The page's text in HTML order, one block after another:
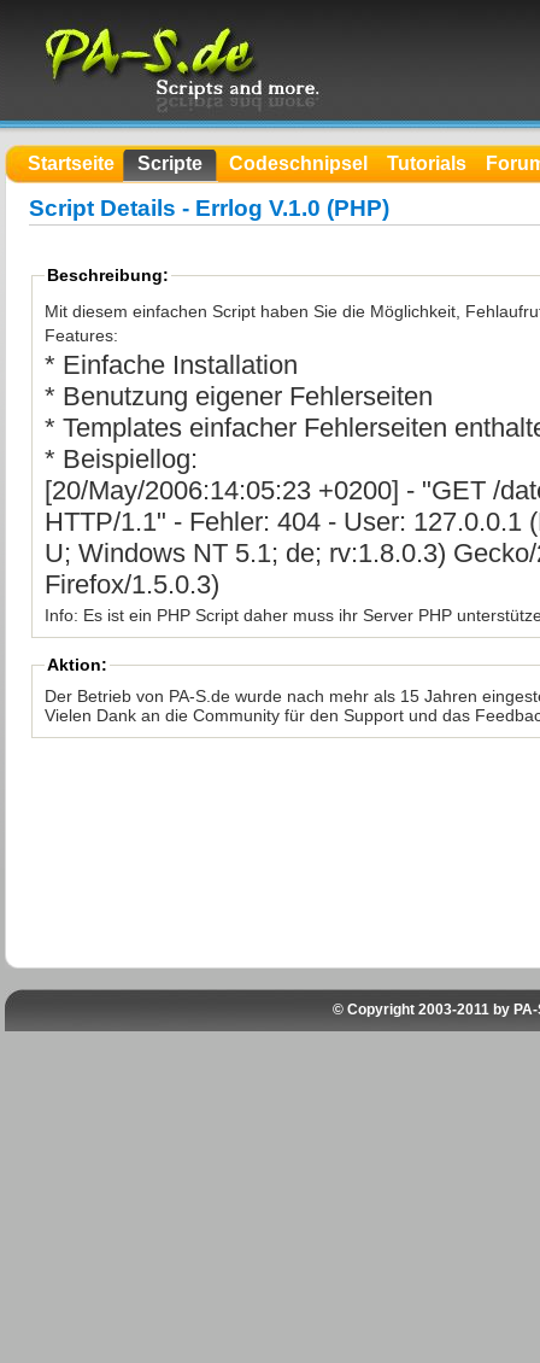
Startseite Scripte Codeschnipsel Tutorials
Script Details - Errlog V.1.0 (PHP)
Beschreibung:
Mit diesem einfachen Script haben Sie die Möglichkeit,
Features:
* Einfache Installation
* Benutzung eigener Fehlerseiten
* Templates einfacher Fehlerseiten
* Beispiellog:
[20/May/2006:14:05:23 +0200] - "GET /
HTTP/1.1" - Fehler: 404 - User: 127.0.0.1
U; Windows NT 5.1; de; rv:1.8.0.3)
Firefox/1.5.0.3)
Info: Es ist ein PHP Script daher muss ihr Server PHP
Aktion:
Der Betrieb von PA-S.de wurde nach mehr als 15 Jahren
Vielen Dank an die Community für den Support und das
© Copyright 2003-2011 by